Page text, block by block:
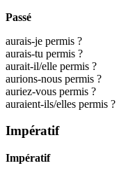
Passé
aurais-je permis ?
aurais-tu permis ?
aurait-il/elle permis ?
aurions-nous permis ?
auriez-vous permis ?
auraient-ils/elles permis ?
Impératif
Impératif